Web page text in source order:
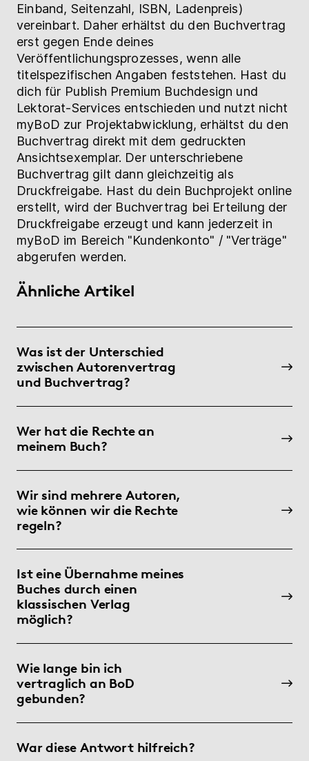
Einband, Seitenzahl, ISBN, Ladenpreis)
vereinbart. Daher erhältst du den Buchvertrag
erst gegen Ende deines
Veröffentlichungsprozesses, wenn alle
titelspezifischen Angaben feststehen. Hast du
dich für Publish Premium Buchdesign und
Lektorat-Services entschieden und nutzt nicht
myBoD zur Projektabwicklung, erhältst du den
Buchvertrag direkt mit dem gedruckten
Ansichtsexemplar. Der unterschriebene
Buchvertrag gilt dann gleichzeitig als
Druckfreigabe. Hast du dein Buchprojekt online
erstellt, wird der Buchvertrag bei Erteilung der
Druckfreigabe erzeugt und kann jederzeit in
myBoD im Bereich "Kundenkonto" / "Verträge"
abgerufen werden.
Ähnliche Artikel
Was ist der Unterschied
zwischen Autorenvertrag
und Buchvertrag?
Wer hat die Rechte an
meinem Buch?
Wir sind mehrere Autoren,
wie können wir die Rechte
regeln?
Ist eine Übernahme meines
Buches durch einen
klassischen Verlag
möglich?
Wie lange bin ich
vertraglich an BoD
gebunden?
War diese Antwort hilfreich?